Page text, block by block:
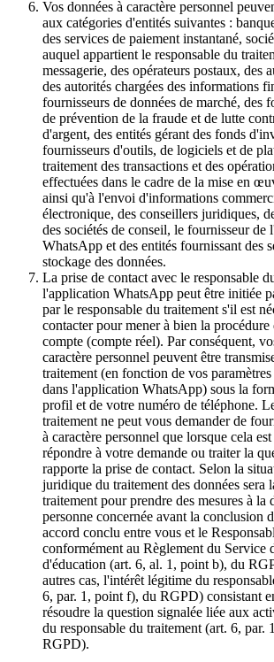
Vos données à caractère personnel
aux catégories d'entités suivantes :
des services de paiement instantané,
auquel appartient le responsable du
messagerie, des opérateurs postaux, des
des autorités chargées des informations
fournisseurs de données de marché, des
de prévention de la fraude et de lutte
d'argent, des entités gérant des fonds
fournisseurs d'outils, de logiciels et de
traitement des transactions et des
effectuées dans le cadre de la mise en
ainsi qu'à l'envoi d'informations
électronique, des conseillers juridiques,
des sociétés de conseil, le fournisseur de
WhatsApp et des entités fournissant des
stockage des données.
La prise de contact avec le responsable
l'application WhatsApp peut être initiée
par le responsable du traitement s'il est
contacter pour mener à bien la
compte (compte réel). Par conséquent,
caractère personnel peuvent être
traitement (en fonction de vos
dans l'application WhatsApp) sous la
profil et de votre numéro de téléphone.
traitement ne peut vous demander de
à caractère personnel que lorsque cela
répondre à votre demande ou traiter la
rapporte la prise de contact. Selon la
juridique du traitement des données sera
traitement pour prendre des mesures à la
personne concernée avant la conclusion
accord conclu entre vous et le
conformément au Règlement du Service
d'éducation (art. 6, al. 1, point b), du
autres cas, l'intérêt légitime du
6, par. 1, point f), du RGPD) consistant
résoudre la question signalée liée aux
du responsable du traitement (art. 6, par.
RGPD).